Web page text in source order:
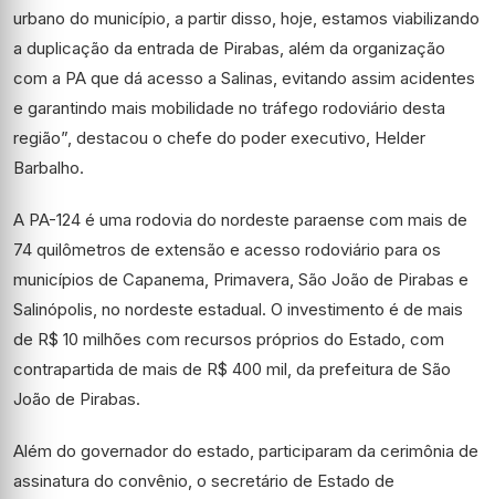
urbano do município, a partir disso, hoje, estamos viabilizando
a duplicação da entrada de Pirabas, além da organização
com a PA que dá acesso a Salinas, evitando assim acidentes
e garantindo mais mobilidade no tráfego rodoviário desta
região”, destacou o chefe do poder executivo, Helder
Barbalho.
A PA-124 é uma rodovia do nordeste paraense com mais de
74 quilômetros de extensão e acesso rodoviário para os
municípios de Capanema, Primavera, São João de Pirabas e
Salinópolis, no nordeste estadual. O investimento é de mais
de R$ 10 milhões com recursos próprios do Estado, com
contrapartida de mais de R$ 400 mil, da prefeitura de São
João de Pirabas.
Além do governador do estado, participaram da cerimônia de
assinatura do convênio, o secretário de Estado de